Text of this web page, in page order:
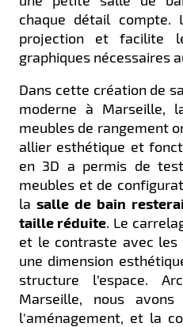
chaque détail compte.
projection et facilite
graphiques nécessaires
Dans cette création de
moderne à Marseille,
meubles de rangement
allier esthétique et
en 3D a permis de
meubles et de
la salle de bain
taille réduite. Le
et le contraste avec
une dimension
structure l’espace.
Marseille, nous
l'aménagement, et la